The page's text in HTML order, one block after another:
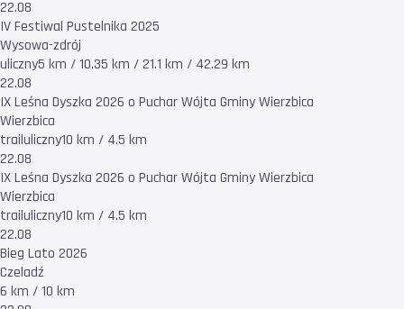
22.08
IV Festiwal Pustelnika 2025
Wysowa-zdrój
uliczny5 km / 10.35 km / 21.1 km / 42.29 km
22.08
IX Leśna Dyszka 2026 o Puchar Wójta Gminy Wierzbica
Wierzbica
trailuliczny10 km / 4.5 km
22.08
IX Leśna Dyszka 2026 o Puchar Wójta Gminy Wierzbica
Wierzbica
trailuliczny10 km / 4.5 km
22.08
Bieg Lato 2026
Czeladź
6 km / 10 km